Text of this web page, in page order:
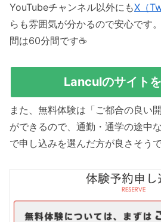
YouTubeチャンネル以外にもX（
らも雰囲気が分かるので安心です
間は60分間です☕️
Lanculのサイト
また、無料体験は「ご都合の良い
ができるので、通勤・通学の途中
で申し込みを選んだ方が良さそうで